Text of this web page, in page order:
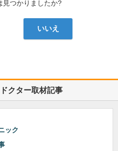
見つかりましたか?
いいえ
クター取材記事
ック